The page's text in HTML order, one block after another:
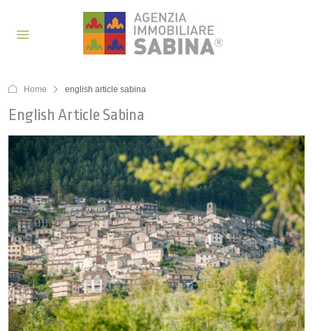
Home english article sabina
English Article Sabina